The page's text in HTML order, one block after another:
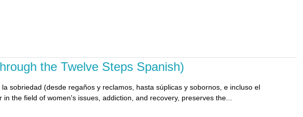
the Twelve Steps Spanish)
sobriedad (desde regaños y reclamos, hasta súplicas y sobornos, e incluso el
the field of women's issues, addiction, and recovery, preserves the...